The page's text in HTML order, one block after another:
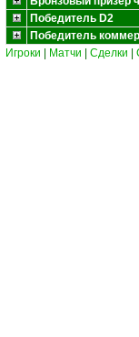
Победитель D2
Победитель
Игроки
Матчи Сделки